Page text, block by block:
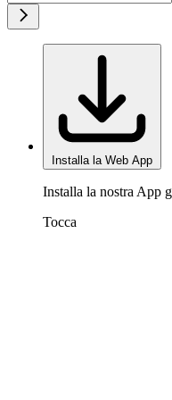
Installa la Web App
Installa la nostra App
Tocca